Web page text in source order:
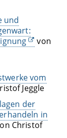
und
von
vom
Jeggle
der
in
Christof